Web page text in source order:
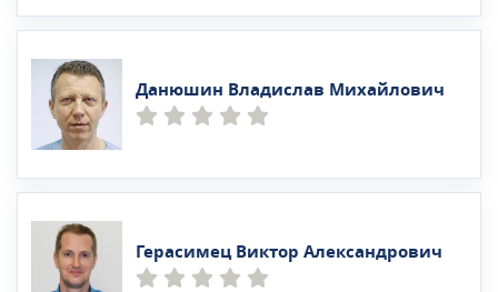
Данюшин Владислав Михайлович
Герасимец Виктор Александрович